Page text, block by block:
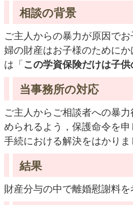
相談の背景
ご主人からの暴力が原因で
婦の財産はお子様のために
は「 この学資保険だけは子供
当事務所の対応
ご主人からご相談者への暴
められるよう，保護命令を
手続における解決をはかりま
結果
財産分与の中で離婚慰謝料